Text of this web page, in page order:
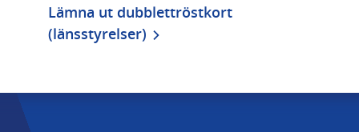
Lämna ut dubblettröstkort
(länsstyrelser)